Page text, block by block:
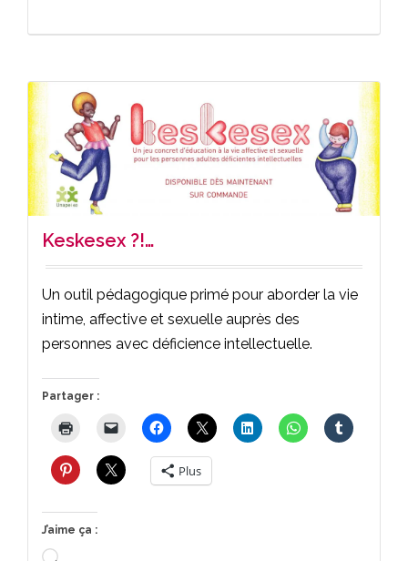
Keskesex ?!…
Un outil pédagogique primé pour aborder la vie
intime, affective et sexuelle auprès des
personnes avec déficience intellectuelle.
Partager :
Plus
J’aime ça :